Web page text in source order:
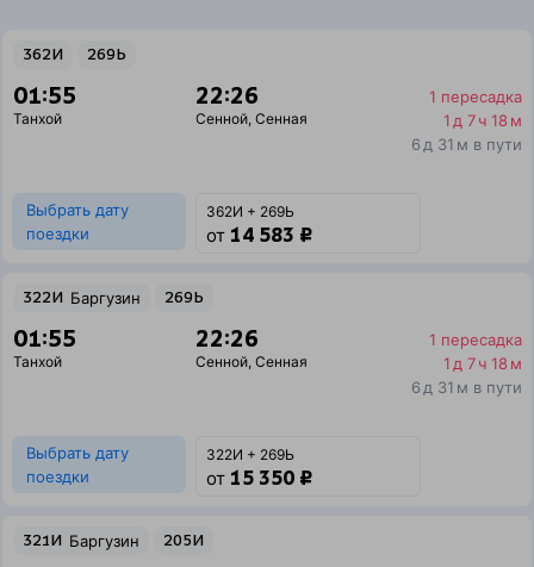
362И 269Ь
01:55
Танхой
22:26
Сенной, Сенная
1 пересадка
1 д 7 ч 18 м
6 д 31 м в пути
Выбрать дату
поездки
362И + 269Ь
от 14 583 ₽
322И Баргузин 269Ь
01:55
Танхой
22:26
Сенной, Сенная
1 пересадка
1 д 7 ч 18 м
6 д 31 м в пути
Выбрать дату
поездки
322И + 269Ь
от 15 350 ₽
321И Баргузин 205И